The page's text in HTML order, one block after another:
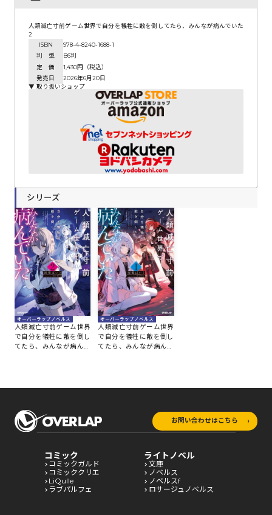
人類滅亡寸前ゲーム世界で自分を犠牲に敵を倒してたら、みんなが病んでいた
2
ISBN
978-4-8240-1688-1
判 型
B6判
定 価
1,430円（税込）
発売日
2026年6月20日
▼ 取り扱いショップ
シリーズ
オーバーラップノベルス
人類滅亡寸前ゲーム世界
で自分を犠牲に敵を倒し
てたら、みんなが病んで
オーバーラップノベルス
人類滅亡寸前ゲーム世界
で自分を犠牲に敵を倒し
てたら、みんなが病んで
お問い合わせはこちら
コミック
コミックガルド
コミッククリエ
LiQulle
ラブパルフェ
ライトノベル
文庫
ノベルス
ノベルスf
ロサージュノベルス